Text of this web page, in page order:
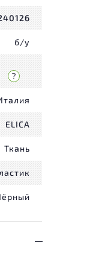
б/у
ELICA
Ткань